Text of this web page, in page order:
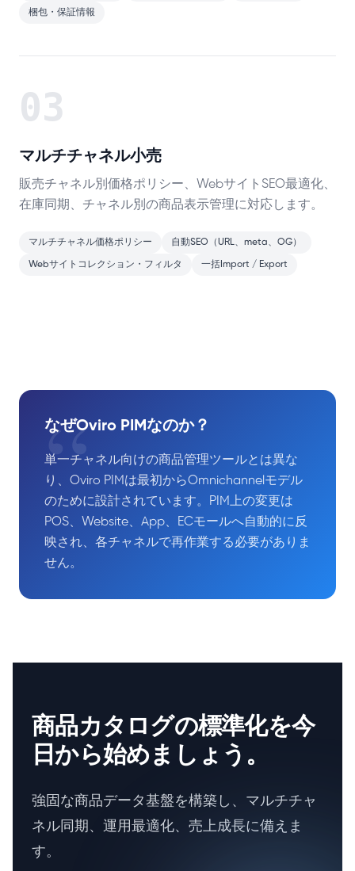
梱包・保証情報
03
マルチチャネル小売
販売チャネル別価格ポリシー、WebサイトSEO最適化、
在庫同期、チャネル別の商品表示管理に対応します。
マルチチャネル価格ポリシー 自動SEO（URL、meta、OG）
Webサイトコレクション・フィルタ 一括Import / Export
“
なぜOviro PIMなのか？
単一チャネル向けの商品管理ツールとは異な
り、Oviro PIMは最初からOmnichannelモデル
のために設計されています。PIM上の変更は
POS、Website、App、ECモールへ自動的に反
映され、各チャネルで再作業する必要がありま
せん。
商品カタログの標準化を今
日から始めましょう。
強固な商品データ基盤を構築し、マルチチャ
ネル同期、運用最適化、売上成長に備えま
す。